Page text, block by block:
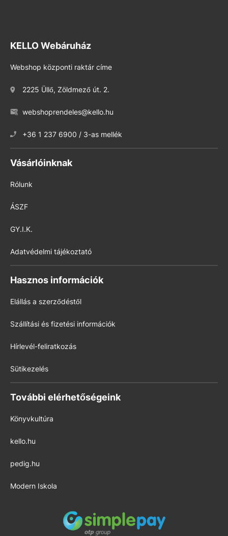
KELLO Webáruház
Webshop központi raktár címe
2225 Üllő, Zöldmező út. 2.
webshoprendeles@kello.hu
+36 1 237 6900 / 3-as mellék
Vásárlóinknak
Rólunk
ÁSZF
GY.I.K.
Adatvédelmi tájékoztató
Hasznos információk
Elállás a szerződéstől
Szállítási és fizetési információk
Hírlevél-feliratkozás
Sütikezelés
További elérhetőségeink
Könyvkultúra
kello.hu
pedig.hu
Modern Iskola